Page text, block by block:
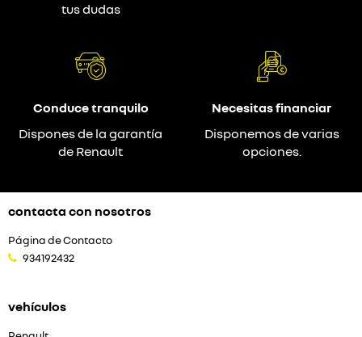
tus dudas
Conduce tranquilo
Dispones de la garantía
de Renault
Necesitas financiar
Disponemos de varias
opciones.
contacta con nosotros
Página de Contacto
934192432
vehículos